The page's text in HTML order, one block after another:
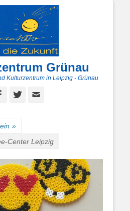
Grünau
Kulturzentrum in Leipzig - Grünau
Facebook
Twitter
»
Center Leipzig